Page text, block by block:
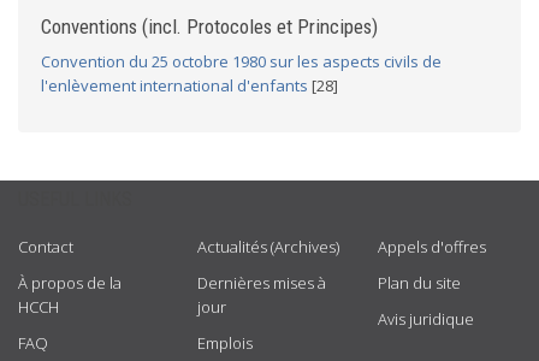
Conventions (incl. Protocoles et Principes)
Convention du 25 octobre 1980 sur les aspects civils de
l'enlèvement international d'enfants [28]
Contact
À propos de la
HCCH
FAQ
Actualités (Archives)
Dernières mises à
jour
Emplois
Appels d'offres
Plan du site
Avis juridique